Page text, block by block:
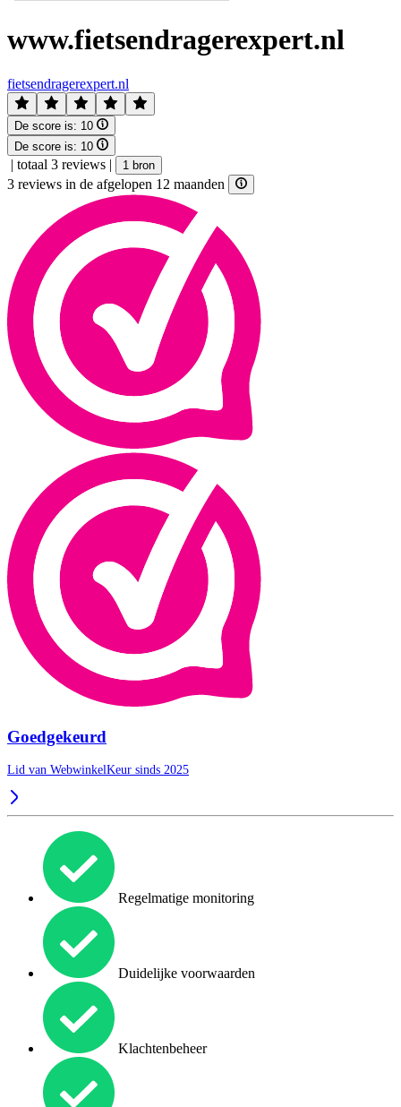
www.fietsendragerexpert.nl
fietsendragerexpert.nl
De score is: 10
De score is: 10
| totaal 3 reviews | 1 bron
3 reviews in de afgelopen 12 maanden
Goedgekeurd
Lid van WebwinkelKeur sinds 2025
Regelmatige monitoring
Duidelijke voorwaarden
Klachtenbeheer